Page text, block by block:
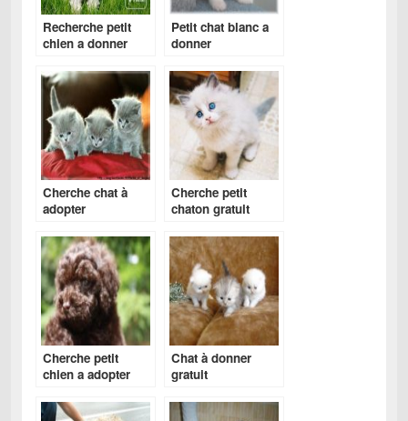
Recherche petit
chien a donner
Petit chat blanc a
donner
Cherche chat à
adopter
Cherche petit
chaton gratuit
Cherche petit
chien a adopter
Chat à donner
gratuit